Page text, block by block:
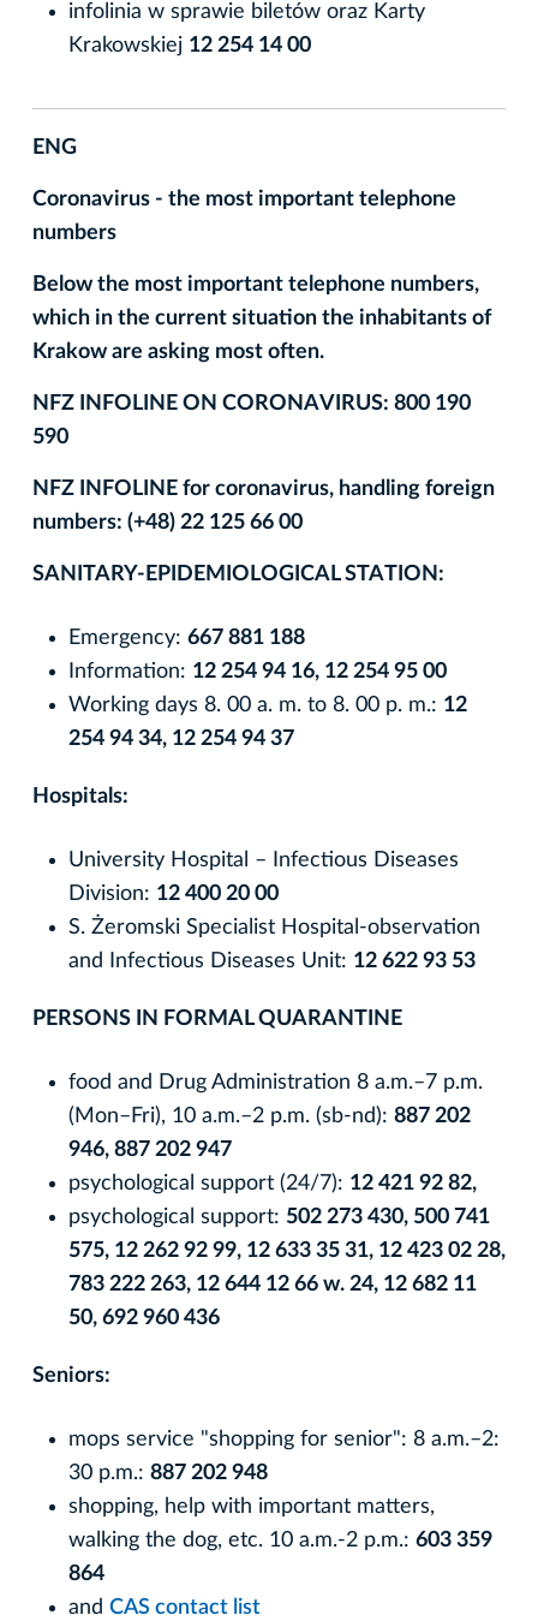
infolinia w sprawie biletów oraz Karty
Krakowskiej 12 254 14 00
ENG
Coronavirus - the most important telephone
numbers
Below the most important telephone numbers,
which in the current situation the inhabitants of
Krakow are asking most often.
NFZ INFOLINE ON CORONAVIRUS: 800 190
590
NFZ INFOLINE for coronavirus, handling foreign
numbers: (+48) 22 125 66 00
SANITARY-EPIDEMIOLOGICAL STATION:
Emergency: 667 881 188
Information: 12 254 94 16, 12 254 95 00
Working days 8. 00 a. m. to 8. 00 p. m.: 12
254 94 34, 12 254 94 37
Hospitals:
University Hospital – Infectious Diseases
Division: 12 400 20 00
S. Żeromski Specialist Hospital-observation
and Infectious Diseases Unit: 12 622 93 53
PERSONS IN FORMAL QUARANTINE
food and Drug Administration 8 a.m.–7 p.m.
(Mon–Fri), 10 a.m.–2 p.m. (sb-nd): 887 202
946, 887 202 947
psychological support (24/7): 12 421 92 82,
psychological support: 502 273 430, 500 741
575, 12 262 92 99, 12 633 35 31, 12 423 02 28,
783 222 263, 12 644 12 66 w. 24, 12 682 11
50, 692 960 436
Seniors:
mops service "shopping for senior": 8 a.m.–2:
30 p.m.: 887 202 948
shopping, help with important matters,
walking the dog, etc. 10 a.m.-2 p.m.: 603 359
864
and CAS contact list